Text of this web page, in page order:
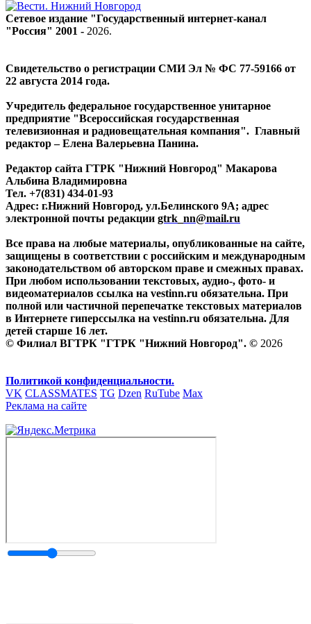
Сетевое издание "Государственный интернет-канал
"Россия" 2001 - 2026.
Свидетельство о регистрации СМИ Эл № ФС 77-59166 от
22 августа 2014 года.
Учредитель федеральное государственное унитарное
предприятие "Всероссийская государственная
телевизионная и радиовещательная компания". Главный
редактор – Елена Валерьевна Панина.
Редактор сайта ГТРК "Нижний Новгород" Макарова
Альбина Владимировна
Тел. +7(831) 434-01-93
Адрес: г.Нижний Новгород, ул.Белинского 9А; адрес
электронной почты редакции gtrk_nn@mail.ru
Все права на любые материалы, опубликованные на сайте,
защищены в соответствии с российским и международным
законодательством об авторском праве и смежных правах.
При любом использовании текстовых, аудио-, фото- и
видеоматериалов ссылка на vestinn.ru обязательна. При
полной или частичной перепечатке текстовых материалов
в Интернете гиперссылка на vestinn.ru обязательна. Для
детей старше 16 лет.
© Филиал ВГТРК "ГТРК "Нижний Новгород". © 2026
Политикой конфиденциальности.
VK CLASSMATES TG Dzen RuTube Max
Реклама на сайте